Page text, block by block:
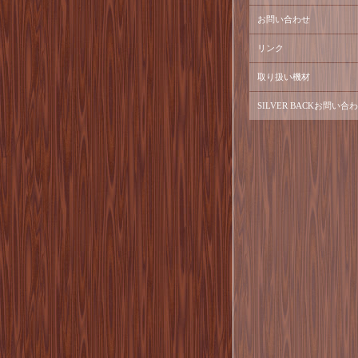
お問い合わせ
リンク
取り扱い機材
SILVER BACKお問い合